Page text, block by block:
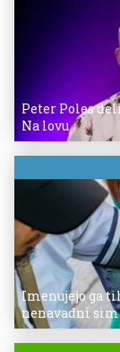
Peter Poles
Na lovu
Imenujejo ga
nenavadni